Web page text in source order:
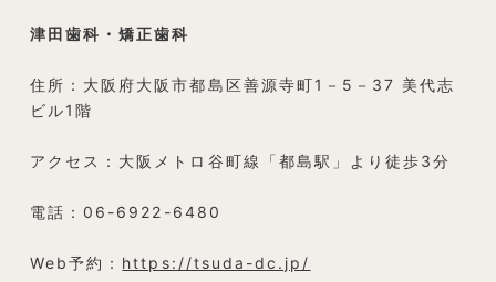
津田歯科・矯正歯科
住所：大阪府大阪市都島区善源寺町1－5－37 美代志
ビル1階
アクセス：大阪メトロ谷町線「都島駅」より徒歩3分
電話：06-6922-6480
Web予約： https://tsuda-dc.jp/